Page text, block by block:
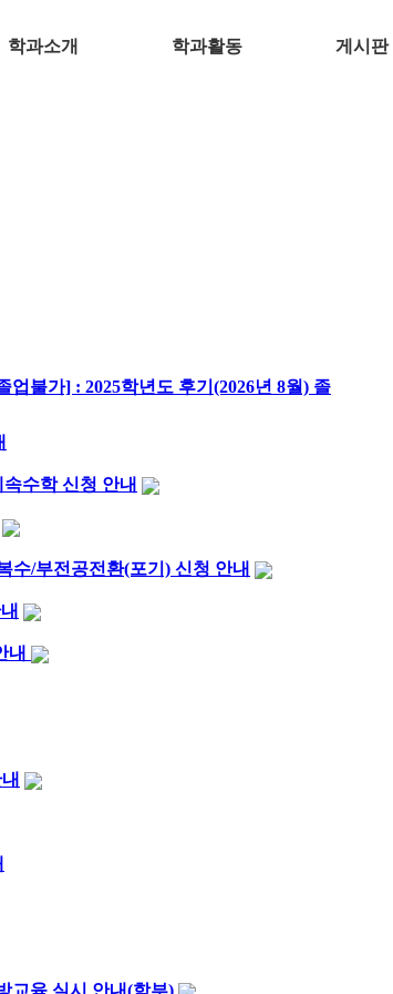
학과소개 학과활동 게시판
불가] : 2025학년도 후기(2026년 8월) 졸
수학 신청 안내
수/부전공전환(포기) 신청 안내
내
교육 실시 안내(학부)